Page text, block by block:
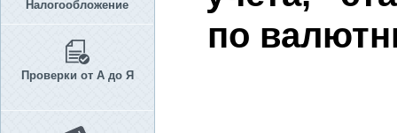
Налогообложение
Проверки от А до Я
по